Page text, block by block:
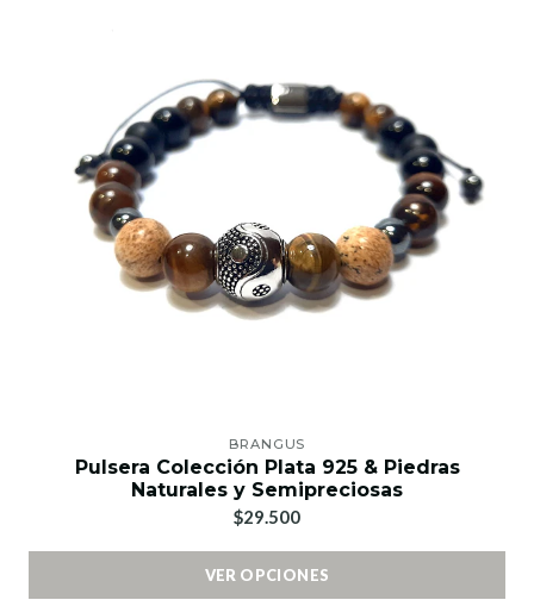
BRANGUS
Pulsera Colección Plata 925 & Piedras
Naturales y Semipreciosas
$29.500
VER OPCIONES